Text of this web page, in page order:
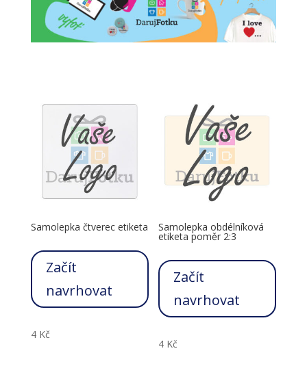
Samolepka čtverec etiketa
Začít
navrhovat
4 Kč
Samolepka obdélníková
etiketa poměr 2:3
Začít
navrhovat
4 Kč